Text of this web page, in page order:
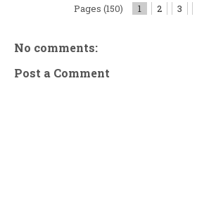
Pages (150) 1 2 3
No comments:
Post a Comment